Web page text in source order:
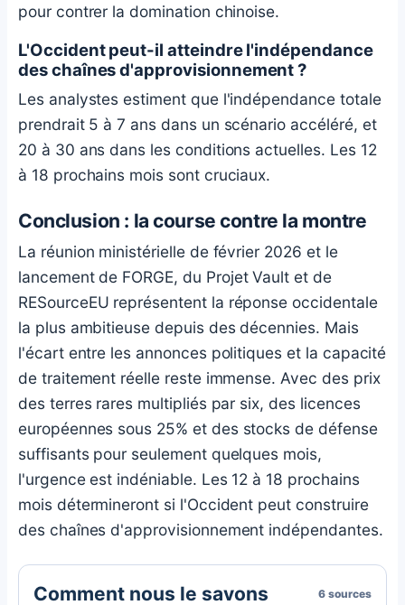
pour contrer la domination chinoise.
L'Occident peut-il atteindre l'indépendance
des chaînes d'approvisionnement ?
Les analystes estiment que l'indépendance totale
prendrait 5 à 7 ans dans un scénario accéléré, et
20 à 30 ans dans les conditions actuelles. Les 12
à 18 prochains mois sont cruciaux.
Conclusion : la course contre la montre
La réunion ministérielle de février 2026 et le
lancement de FORGE, du Projet Vault et de
RESourceEU représentent la réponse occidentale
la plus ambitieuse depuis des décennies. Mais
l'écart entre les annonces politiques et la capacité
de traitement réelle reste immense. Avec des prix
des terres rares multipliés par six, des licences
européennes sous 25% et des stocks de défense
suffisants pour seulement quelques mois,
l'urgence est indéniable. Les 12 à 18 prochains
mois détermineront si l'Occident peut construire
des chaînes d'approvisionnement indépendantes.
Comment nous le savons 6 sources